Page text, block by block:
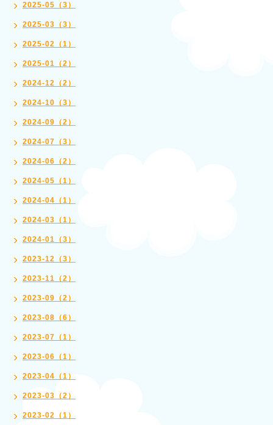
2025-05（3）
2025-03（3）
2025-02（1）
2025-01（2）
2024-12（2）
2024-10（3）
2024-09（2）
2024-07（3）
2024-06（2）
2024-05（1）
2024-04（1）
2024-03（1）
2024-01（3）
2023-12（3）
2023-11（2）
2023-09（2）
2023-08（6）
2023-07（1）
2023-06（1）
2023-04（1）
2023-03（2）
2023-02（1）